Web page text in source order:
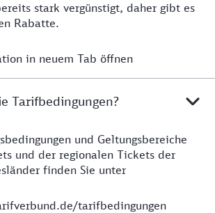
stark vergünstigt, daher gibt es
Rabatte.
in neuem Tab öffnen
Tarifbedingungen?
und Geltungsbereiche
und der regionalen Tickets der
finden Sie unter
tarifbedingungen